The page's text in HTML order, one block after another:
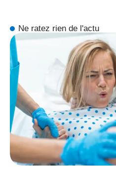
Ne ratez rien de l'actu